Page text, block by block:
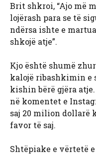
Brit shkroi, “Ajo më
lojërash para se të
ndërsa ishte e
shkojë atje”.
Kjo është shumë
kalojë ribashkimin e
kishin bërë gjëra
në komentet e
saj 20 milion dollarë
favor të saj.
Shtëpiake e vërtetë